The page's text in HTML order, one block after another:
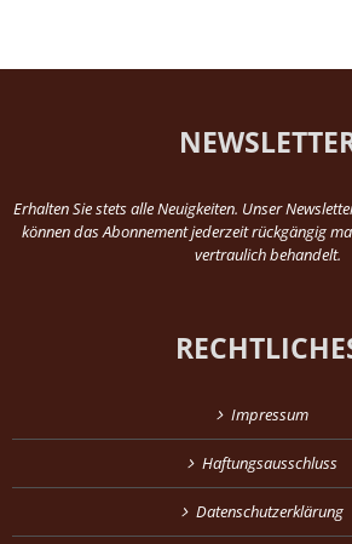
Erhalten Sie stets alle Neuigkeiten. Unser
können das Abonnement jederzeit rückgängig
vertraulich behandelt.
Impressum
Haftungsausschluss
Datenschutzerklärung